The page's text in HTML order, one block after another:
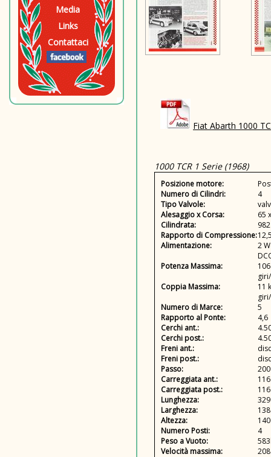
Media
Links
Contattaci
Fiat Abarth 1000
1000 TCR 1 Serie (1968)
Posizione motore:
Numero di Cilindri:
4
Tipo Valvole:
Alesaggio x Corsa:
65
Cilindrata:
Rapporto di Compressione:
Alimentazione:
2
Potenza Massima:
Coppia Massima:
11
Numero di Marce:
5
Rapporto al Ponte:
4,6
Cerchi ant.:
Cerchi post.:
Freni ant.:
Freni post.:
Passo:
Carreggiata ant.:
Carreggiata post.:
Lunghezza:
Larghezza:
Altezza:
Numero Posti:
4
Peso a Vuoto:
Velocità massima: